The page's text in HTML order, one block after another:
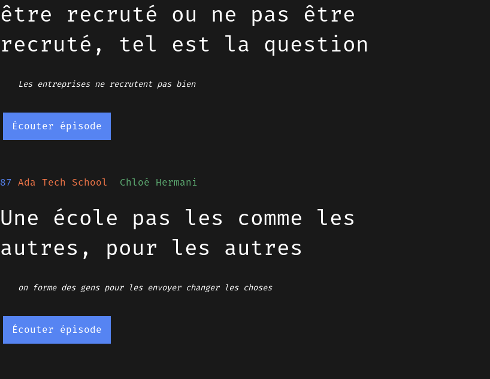
être recruté ou ne pas être
recruté, tel est la question
Les entreprises ne recrutent pas bien
Écouter épisode
87 Ada Tech School Chloé Hermani
Une école pas les comme les
autres, pour les autres
on forme des gens pour les envoyer changer les choses
Écouter épisode